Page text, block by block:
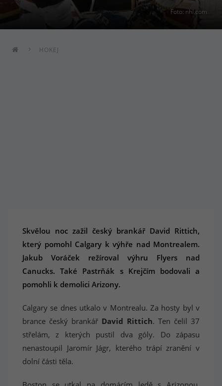
Foto: nhl.com
HOKEJ
Skvělou noc zažil český brankář David Rittich,
který pomohl Calgary k výhře nad Montrealem.
Jakub Voráček režíroval výhru Flyers nad
Canucks. Také Pastrňák s Krejčím bodovali a
pomohli k demolici Arizony.
Calgary se dnes utkalo v Montrealu. Za hosty byl v
brance český brankář David Rittich. Ten čelil 37
střelám, z kterých pustil dva góly. Do zápasu
nenastoupil Jaromír Jágr, kterého trápí zranění v
dolní části těla.